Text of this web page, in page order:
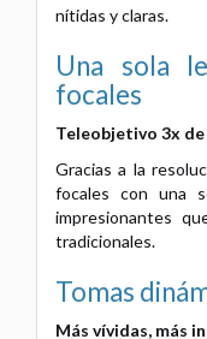
nítidas y claras.
Una sola
focales
Teleobjetivo 3x
Gracias a la
focales con una
impresionantes
tradicionales.
Tomas
Más vívidas, más